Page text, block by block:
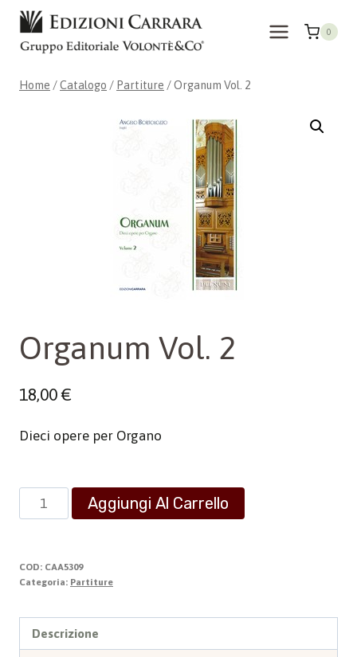
Salta
contenuto
0
Home /Catalogo / Partiture /Organum Vol. 2
Organum Vol. 2
18,00€
Dieci opere per Organo
Organum
Vol.
quantità
Aggiungi Al Carrello
COD: CAA5309
Categoria: Partiture
Descrizione